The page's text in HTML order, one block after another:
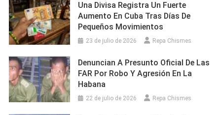
Una Divisa Registra Un Fuerte
Aumento En Cuba Tras Días De
Pequeños Movimientos
23 de julio de 2026 Repa Chismes
Denuncian A Presunto Oficial De Las
FAR Por Robo Y Agresión En La
Habana
22 de julio de 2026 Repa Chismes